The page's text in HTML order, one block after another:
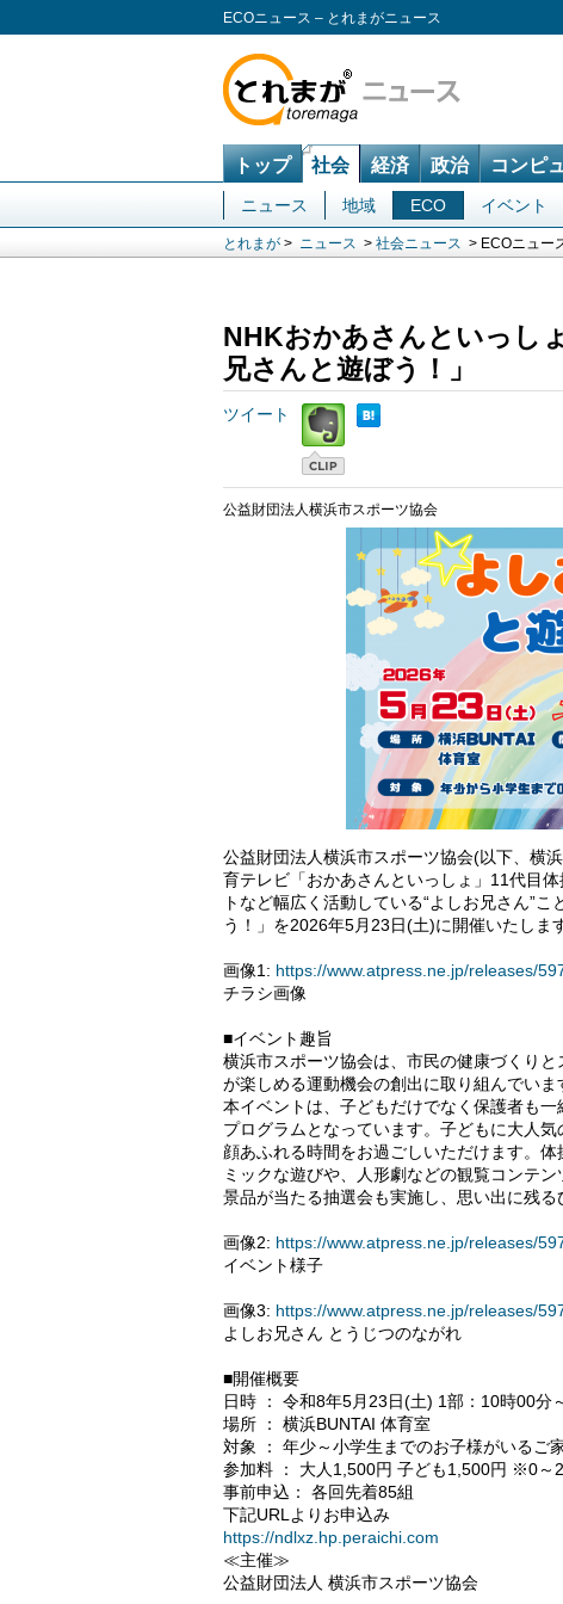
ECOニュース – とれまがニュース
トップ 社会 経済 政治 コンピ
ニュース 地域 ECO イベント
とれまが > ニュース > 社会ニュース > ECOニュー
NHKおかあさんといっし
兄さんと遊ぼう！」
ツイート
公益財団法人横浜市スポーツ協会
公益財団法人横浜市スポーツ協会(以下、横
育テレビ「おかあさんといっしょ」11代目
トなど幅広く活動している“よしお兄さん”
う！」を2026年5月23日(土)に開催いたします
画像1: https://www.atpress.ne.jp/releases/
チラシ画像
■イベント趣旨
横浜市スポーツ協会は、市民の健康づくり
が楽しめる運動機会の創出に取り組んでいま
本イベントは、子どもだけでなく保護者も
プログラムとなっています。子どもに大人
顔あふれる時間をお過ごしいただけます。
ミックな遊びや、人形劇などの観覧コンテ
景品が当たる抽選会も実施し、思い出に残る
画像2: https://www.atpress.ne.jp/releases/
イベント様子
画像3: https://www.atpress.ne.jp/releases/
よしお兄さん とうじつのながれ
■開催概要
日時 ： 令和8年5月23日(土) 1部：10時00分
場所 ： 横浜BUNTAI 体育室
対象 ： 年少～小学生までのお子様がいるご
参加料 ： 大人1,500円 子ども1,500円 ※0～
事前申込： 各回先着85組
下記URLよりお申込み
https://ndlxz.hp.peraichi.com
≪主催≫
公益財団法人 横浜市スポーツ協会